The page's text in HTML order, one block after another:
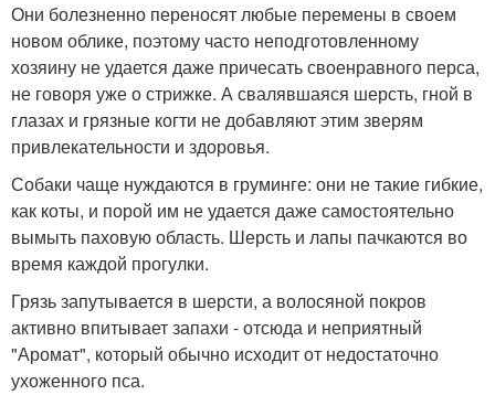
Они болезненно переносят любые перемены в своем
новом облике, поэтому часто неподготовленному
хозяину не удается даже причесать своенравного перса,
не говоря уже о стрижке. А свалявшаяся шерсть, гной в
глазах и грязные когти не добавляют этим зверям
привлекательности и здоровья.
Собаки чаще нуждаются в груминге: они не такие гибкие,
как коты, и порой им не удается даже самостоятельно
вымыть паховую область. Шерсть и лапы пачкаются во
время каждой прогулки.
Грязь запутывается в шерсти, а волосяной покров
активно впитывает запахи - отсюда и неприятный
"Аромат", который обычно исходит от недостаточно
ухоженного пса.